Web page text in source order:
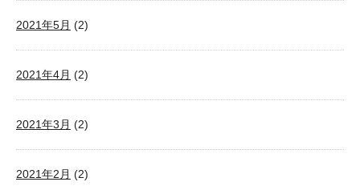
2021年5月 (2)
2021年4月 (2)
2021年3月 (2)
2021年2月 (2)